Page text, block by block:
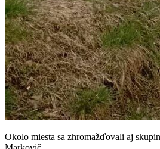
Okolo miesta sa zhromažďovali aj